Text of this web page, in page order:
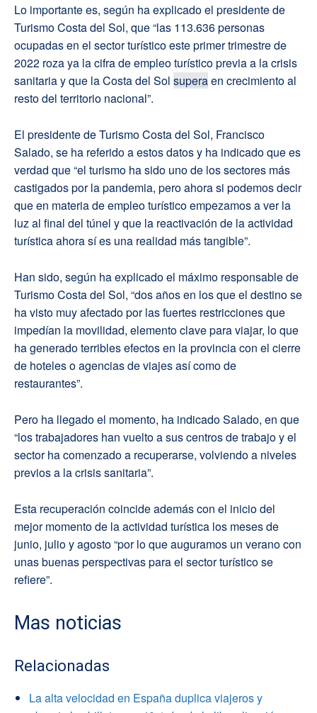
Lo importante es, según ha explicado el presidente de
Turismo Costa del Sol, que “las 113.636 personas
ocupadas en el sector turístico este primer trimestre de
2022 roza ya la cifra de empleo turístico previa a la crisis
sanitaria y que la Costa del Sol superaen crecimiento al
resto del territorio nacional”.
El presidente de Turismo Costa del Sol, Francisco
Salado, se ha referido a estos datos y ha indicado que es
verdad que “el turismo ha sido uno de los sectores más
castigados por la pandemia, pero ahora si podemos decir
que en materia de empleo turístico empezamos a ver la
luz al final del túnel y que la reactivación de la actividad
turística ahora sí es una realidad más tangible”.
Han sido, según ha explicado el máximo responsable de
Turismo Costa del Sol, “dos años en los que el destino se
ha visto muy afectado por las fuertes restricciones que
impedían la movilidad, elemento clave para viajar, lo que
ha generado terribles efectos en la provincia con el cierre
de hoteles o agencias de viajes así como de
restaurantes”.
Pero ha llegado el momento, ha indicado Salado, en que
“los trabajadores han vuelto a sus centros de trabajo y el
sector ha comenzado a recuperarse, volviendo a niveles
previos a la crisis sanitaria”.
Esta recuperación coincide además con el inicio del
mejor momento de la actividad turística los meses de
junio, julio y agosto “por lo que auguramos un verano con
unas buenas perspectivas para el sector turístico se
refiere”.
Mas noticias
Relacionadas
La alta velocidad en España duplica viajeros y